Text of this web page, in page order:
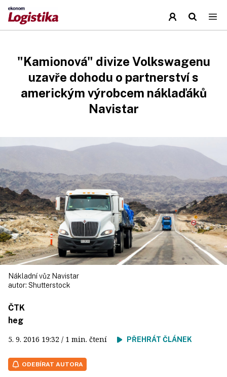
"Kamionová" divize Volkswagenu
uzavře dohodu o partnerství s
americkým výrobcem náklaďáků
Navistar
Nákladní vůz Navistar
autor: Shutterstock
ČTK
heg
5. 9. 2016 19:32 / 1 min. čtení PŘEHRÁT ČLÁNEK
ODEBÍRAT AUTORA